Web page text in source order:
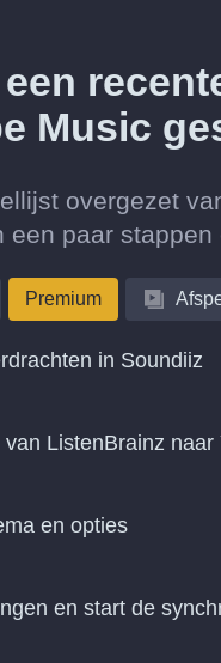
Music
overgezet
een paar
Premium
in Soundiiz
ListenBrainz
en opties
en start de